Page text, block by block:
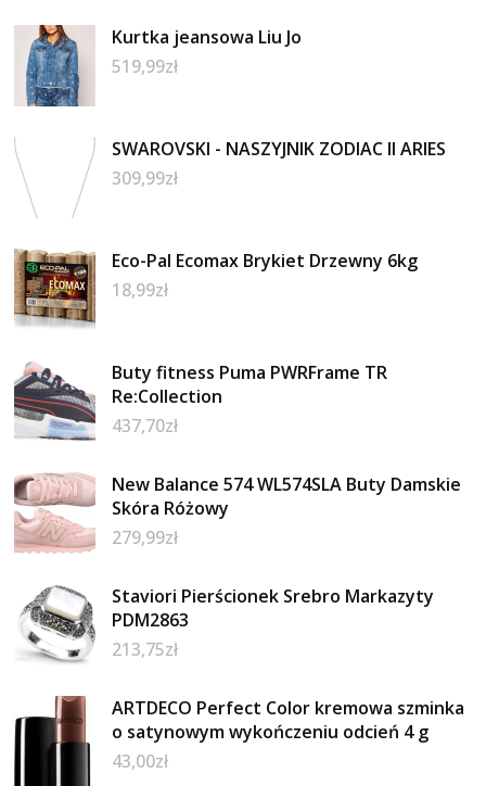
Kurtka jeansowa Liu Jo
519,99zł
SWAROVSKI - NASZYJNIK ZODIAC II ARIES
309,99zł
Eco-Pal Ecomax Brykiet Drzewny 6kg
18,99zł
Buty fitness Puma PWRFrame TR
Re:Collection
437,70zł
New Balance 574 WL574SLA Buty Damskie
Skóra Różowy
279,99zł
Staviori Pierścionek Srebro Markazyty
PDM2863
213,75zł
ARTDECO Perfect Color kremowa szminka
o satynowym wykończeniu odcień 4 g
43,00zł